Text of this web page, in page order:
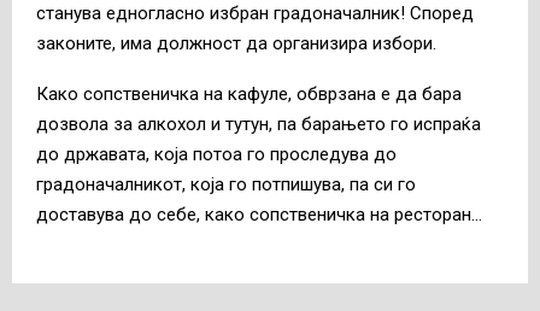
станува едногласно избран градоначалник! Според
законите, има должност да организира избори.
Како сопственичка на кафуле, обврзана е да бара
дозвола за алкохол и тутун, па барањето го испраќа
до државата, која потоа го проследува до
градоначалникот, која го потпишува, па си го
доставува до себе, како сопственичка на ресторан…